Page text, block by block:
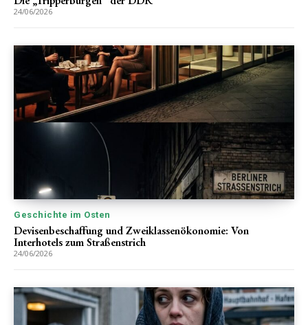
24/06/2026
Geschichte im Osten
Devisenbeschaffung und Zweiklassenökonomie: Von
Interhotels zum Straßenstrich
24/06/2026